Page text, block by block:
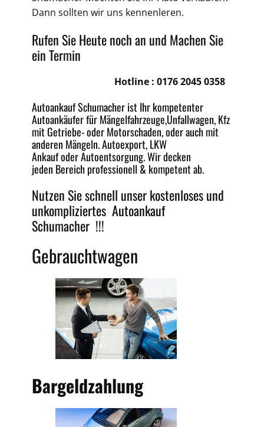
Dann sollten wir uns kennenleren.
Rufen Sie Heute noch an und Machen Sie
ein Termin
Hotline : 0176 2045 0358
AutoankaufSchumacher ist Ihr kompetenter
Autoankäufer für Mängelfahrzeuge,Unfallwagen, Kfz
mit Getriebe-oder Motorschaden, oder auch mit
anderen Mängeln.Autoexport, LKW
Ankauf oderAutoentsorgung. Wir decken
jeden Bereichprofessionell & kompetentab.
Nutzen Sie schnell unser kostenloses und
unkompliziertes Autoankauf
Schumacher !!!
Gebrauchtwagen
Bargeldzahlung